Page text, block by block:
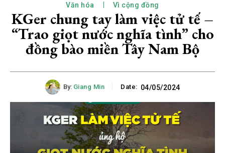
Văn hóa Vì cộng đồng
KGer chung tay làm việc tử tế –
“Trao giọt nước nghĩa tình” cho
đồng bào miền Tây Nam Bộ
By: Giang Min Date: 04/05/2024